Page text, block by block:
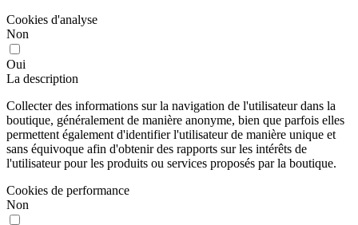
Cookies d'analyse
Non
Oui
La description
Collecter des informations sur la navigation de l'utilisateur dans la
boutique, généralement de manière anonyme, bien que parfois elles
permettent également d'identifier l'utilisateur de manière unique et
sans équivoque afin d'obtenir des rapports sur les intérêts de
l'utilisateur pour les produits ou services proposés par la boutique.
Cookies de performance
Non